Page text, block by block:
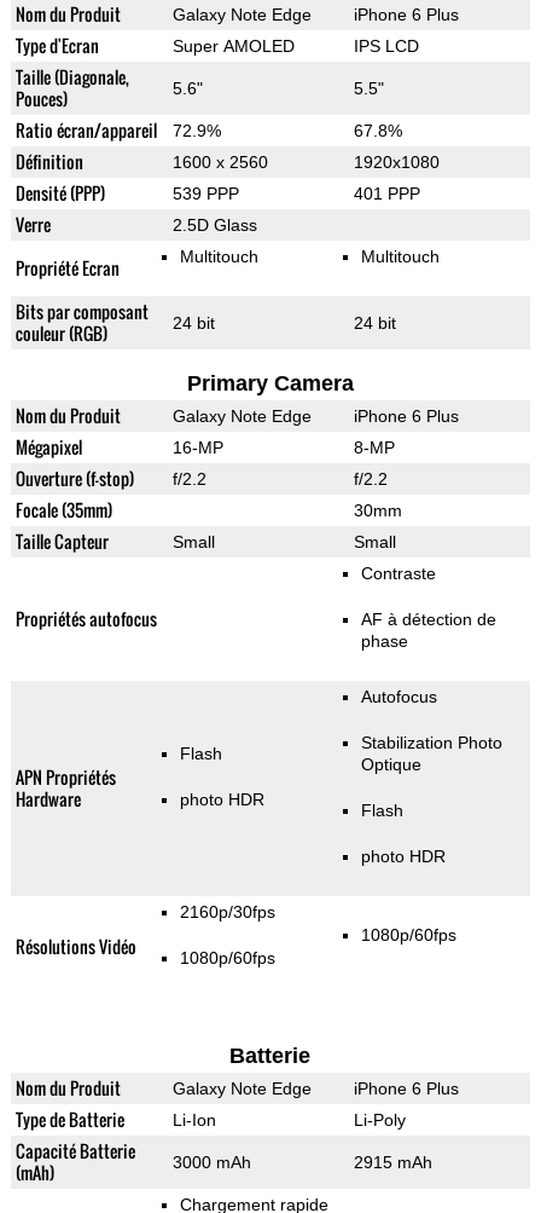
Nom du Produit Galaxy Note Edge iPhone 6 Plus
Type d'Ecran Super AMOLED IPS LCD
Taille (Diagonale,
Pouces)
5.6" 5.5"
Ratio écran/appareil 72.9% 67.8%
Définition 1600 x 2560 1920x1080
Densité (PPP) 539 PPP 401 PPP
Verre 2.5D Glass
Propriété Ecran Multitouch Multitouch
Bits par composant
couleur (RGB)
24 bit 24 bit
Primary Camera
Nom du Produit Galaxy Note Edge iPhone 6 Plus
Mégapixel 16-MP 8-MP
Ouverture (f-stop) f/2.2 f/2.2
Focale (35mm) 30mm
Taille Capteur Small Small
Propriétés autofocus
Contraste
AF à détection de
phase
APN Propriétés
Hardware
Flash
photo HDR
Autofocus
Stabilization Photo
Optique
Flash
photo HDR
Résolutions Vidéo
2160p/30fps
1080p/60fps
1080p/60fps
Batterie
Nom du Produit Galaxy Note Edge iPhone 6 Plus
Type de Batterie Li-Ion Li-Poly
Capacité Batterie
(mAh)
3000 mAh 2915 mAh
Chargement rapide